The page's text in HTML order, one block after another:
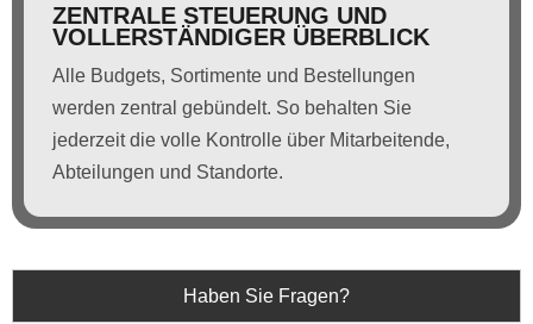
ZENTRALE STEUERUNG UND
VOLLERSTÄNDIGER ÜBERBLICK
Alle Budgets, Sortimente und Bestellungen
werden zentral gebündelt. So behalten Sie
jederzeit die volle Kontrolle über Mitarbeitende,
Abteilungen und Standorte.
Haben Sie Fragen?